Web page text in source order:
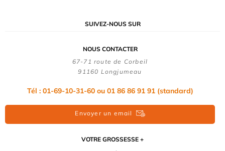
SUIVEZ-NOUS SUR
NOUS CONTACTER
67-71 route de Corbeil
91160 Longjumeau
Tél : 01-69-10-31-60 ou 01 86 86 91 91 (standard)
Envoyer un email
VOTRE GROSSESSE